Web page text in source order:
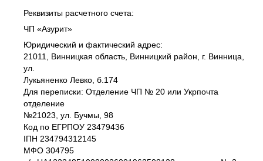
Реквизиты расчетного счета:
ЧП «Азурит»
Юридический и фактический адрес:
21011, Винницкая область, Винницкий район, г. Винница,
ул.
Лукьяненко Левко, б.174
Для переписки: Отделение ЧП № 20 или Укрпочта
отделение
№21023, ул. Бучмы, 98
Код по ЕГРПОУ 23479436
IПH 234794312145
МФО 304795